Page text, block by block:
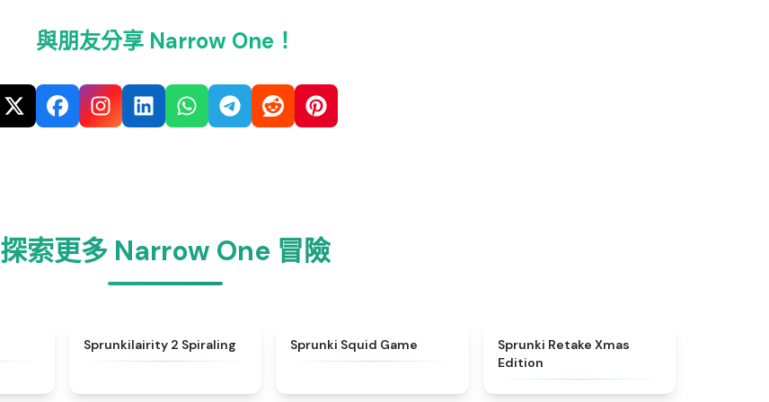
與朋友分享 Narrow One！
探索更多 Narrow One 冒險
★
Sprunkilairity 2 Spiraling Sprunki Squid Game
Sprunki Retake Xmas
Edition